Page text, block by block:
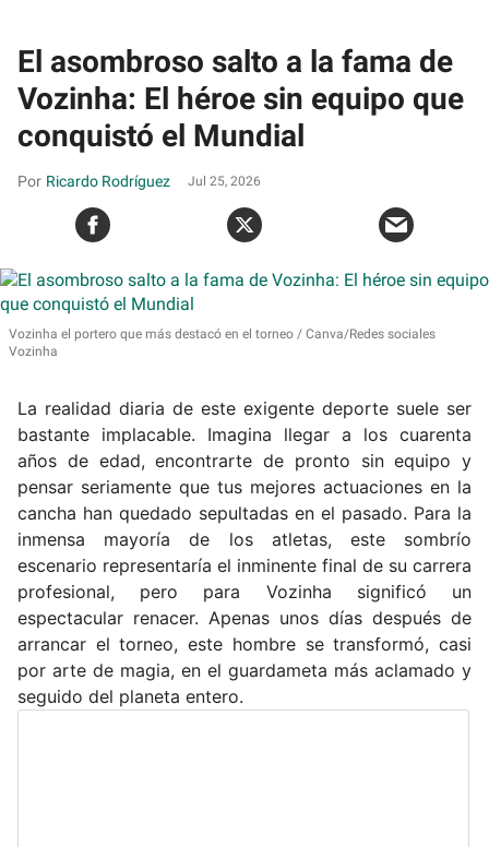
El asombroso salto a la fama de
Vozinha: El héroe sin equipo que
conquistó el Mundial
Ricardo Rodríguez Jul 25, 2026
Vozinha el portero que más destacó en el torneo
Canva/Redes sociales
Vozinha
La realidad diaria de este exigente deporte suele ser
bastante implacable. Imagina llegar a los cuarenta
años de edad, encontrarte de pronto sin equipo y
pensar seriamente que tus mejores actuaciones en la
cancha han quedado sepultadas en el pasado. Para la
inmensa mayoría de los atletas, este sombrío
escenario representaría el inminente final de su carrera
profesional, pero para Vozinha significó un
espectacular renacer. Apenas unos días después de
arrancar el torneo, este hombre se transformó, casi
por arte de magia, en el guardameta más aclamado y
seguido del planeta entero.